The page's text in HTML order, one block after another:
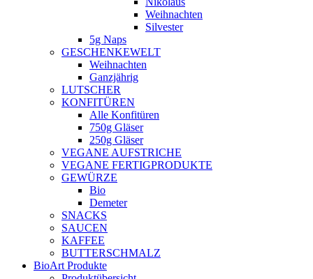
Weihnachten
Silvester
5g Naps
GESCHENKEWELT
Weihnachten
Ganzjährig
LUTSCHER
KONFITÜREN
Alle Konfitüren
750g Gläser
250g Gläser
VEGANE AUFSTRICHE
VEGANE FERTIGPRODUKTE
GEWÜRZE
Bio
Demeter
SNACKS
SAUCEN
KAFFEE
BUTTERSCHMALZ
BioArt Produkte